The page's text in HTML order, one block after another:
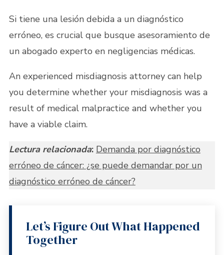
Si tiene una lesión debida a un diagnóstico
erróneo, es crucial que busque asesoramiento de
un abogado experto en negligencias médicas.
An experienced misdiagnosis attorney can help
you determine whether your misdiagnosis was a
result of medical malpractice and whether you
have a viable claim.
Lectura relacionada: Demanda por diagnóstico
erróneo de cáncer: ¿se puede demandar por un
diagnóstico erróneo de cáncer?
Let’s Figure Out What Happened
Together